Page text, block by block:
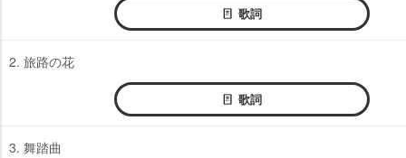
歌詞
2. 旅路の花
歌詞
3. 舞踏曲